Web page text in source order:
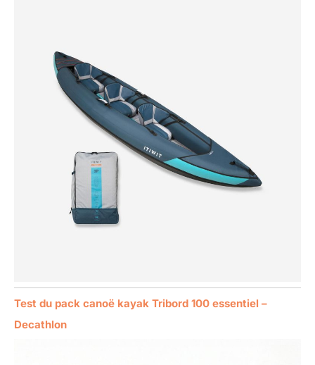
Test du pack canoë kayak Tribord 100 essentiel –
Decathlon